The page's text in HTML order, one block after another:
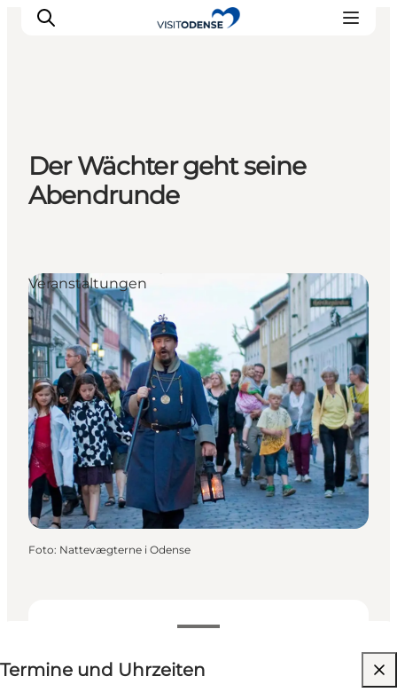
Odense erleben
Veranstaltungen
Reiseplanung
Der Wächter geht seine
Abendrunde
Termine und Uhrzeiten
Termine und Uhrzeiten
Kostenlos
Veranstaltungen
Foto: Nattevægterne i Odense